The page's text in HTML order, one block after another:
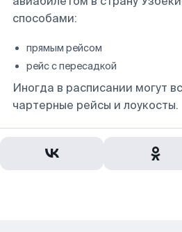
способами:
прямым рейсом
рейс с пересадкой
Иногда в расписании могут
чартерные рейсы и лоукосты.